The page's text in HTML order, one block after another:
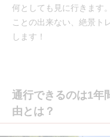
何としても見に行きます
ことの出来ない、絶景ト
します！
通行できるのは1年
由とは？